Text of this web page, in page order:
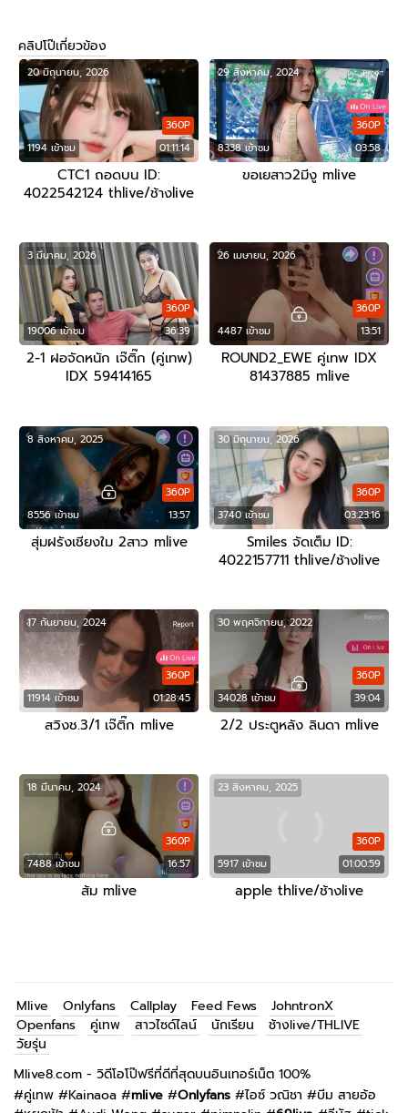
คลิปโป๊เกี่ยวข้อง
1194 เข้าชม 01:11:14
360P
20 มิถุนายน, 2026
CTC1 ถอดบน ID:
4022542124 thlive/ช้างlive
8338 เข้าชม 03:58
360P
29 สิงหาคม, 2024
ขอเยสาว2มีงู mlive
19006 เข้าชม 36:39
360P
3 มีนาคม, 2026
2-1 ฝอจัดหนัก เจ๊ติ๊ก (คู่เทพ)
IDX 59414165
4487 เข้าชม 13:51
360P
26 เมษายน, 2026
ROUND2_EWE คู่เทพ IDX
81437885 mlive
8556 เข้าชม 13:57
360P
8 สิงหาคม, 2025
สุ่มฝรังเชียงใม 2สาว mlive
3740 เข้าชม 03:23:16
360P
30 มิถุนายน, 2026
Smiles จัดเต็ม ID:
4022157711 thlive/ช้างlive
11914 เข้าชม 01:28:45
360P
17 กันยายน, 2024
สวิงช.3/1 เจ๊ติ๊ก mlive
34028 เข้าชม 39:04
360P
30 พฤศจิกายน, 2022
2/2 ประตูหลัง ลินดา mlive
7488 เข้าชม 16:57
360P
18 มีนาคม, 2024
ส้ม mlive
5917 เข้าชม 01:00:59
360P
23 สิงหาคม, 2025
apple thlive/ช้างlive
Mlive Onlyfans Callplay Feed Fews
JohntronX
Openfans
คู่เทพ สาวไซด์ไลน์ นักเรียน
ช้างlive/THLIVE
วัยรุ่น
Mlive8.com - วิดีโอโป๊ฟรีที่ดีที่สุดบนอินเทอร์เน็ต 100%
#คู่เทพ #Kainaoa #mlive #Onlyfans #ไอซ์ วณิชา #บีม สายอ้อ